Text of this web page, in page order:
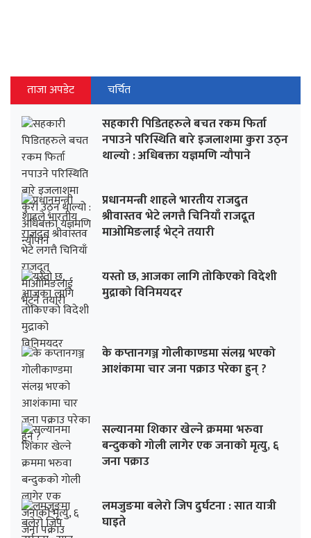
ताजा अपडेट चर्चित
सहकारी पिडितहरुले बचत रकम फिर्ता
नपाउने परिस्थिति बारे इजलाशमा कुरा उठ्न
थाल्यो : अधिबक्ता यज्ञमणि न्यौपाने
प्रधानमन्त्री शाहले भारतीय राजदुत
श्रीवास्तव भेटे लगत्तै चिनियाँ राजदूत
माओमिङलाई भेट्ने तयारी
यस्तो छ, आजका लागि तोकिएको विदेशी
मुद्राको विनिमयदर
के कप्तानगञ्ज गोलीकाण्डमा संलग्न भएको
आशंकामा चार जना पक्राउ परेका हुन् ?
सल्यानमा शिकार खेल्ने क्रममा भरुवा
बन्दुकको गोली लागेर एक जनाको मृत्यु, ६
जना पक्राउ
लमजुङमा बलेरो जिप दुर्घटना : सात यात्री
घाइते